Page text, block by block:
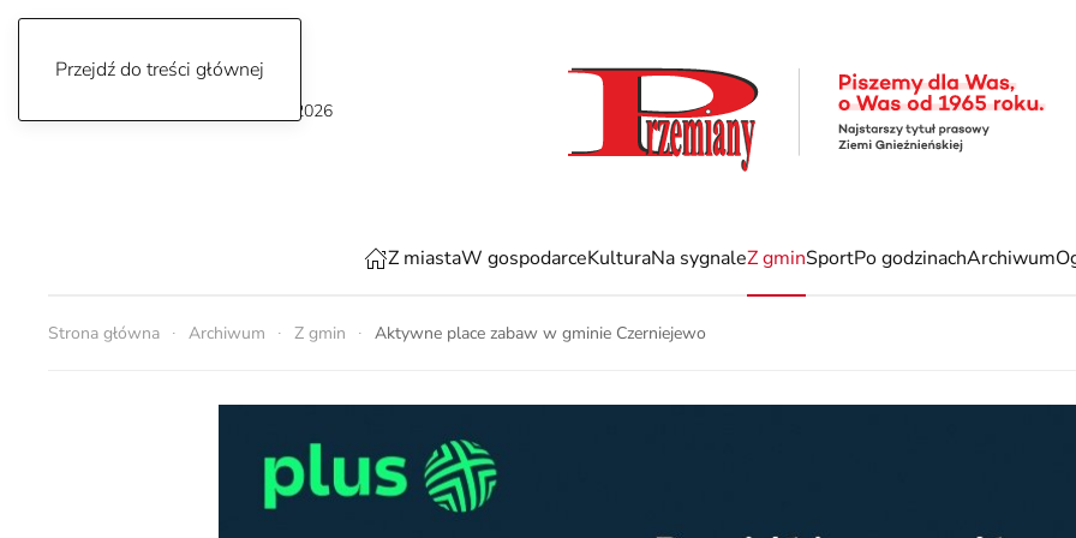
Przejdź do treści głównej
poniedziałek, 10 sierpnia 2026
Z miastaW gospodarceKulturaNa sygnaleZ gminSportPo godzinachArchiwum
Strona główna Archiwum Z gmin Aktywne place zabaw w gminie Czerniejewo